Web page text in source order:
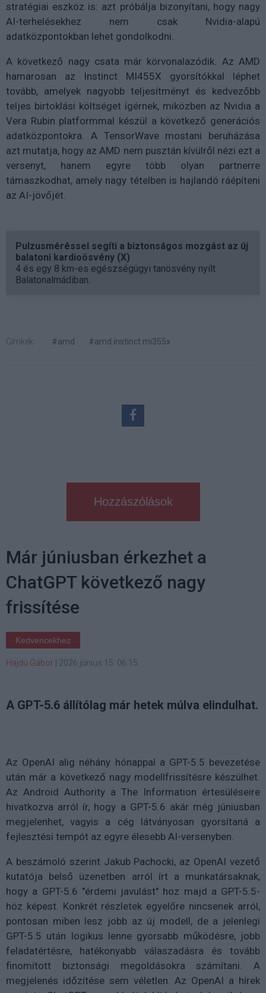
stratégiai eszköz is: azt próbálja bizonyítani, hogy nagy
AI-terhelésekhez nem csak Nvidia-alapú
adatközpontokban lehet gondolkodni.
A következő nagy csata már körvonalazódik. Az AMD
hamarosan az Instinct MI455X gyorsítókkal léphet
tovább, amelyek nagyobb teljesítményt és kedvezőbb
teljes birtoklási költséget ígérnek, miközben az Nvidia a
Vera Rubin platformmal készül a következő generációs
adatközpontokra. A TensorWave mostani beruházása
azt mutatja, hogy az AMD nem pusztán kívülről nézi ezt a
versenyt, hanem egyre több olyan partnerre
támaszkodhat, amely nagy tételben is hajlandó ráépíteni
az AI-jövőjét.
Pulzusméréssel segíti a biztonságos mozgást az új
balatoni kardioösvény (X)
4 és egy 8 km-es egészségügyi tanösvény nyílt
Balatonalmádiban.
Címkék: #amd #amd instinct mi355x
Hozzászólások
Már júniusban érkezhet a
ChatGPT következő nagy
frissítése
Kedvencekhez
Hajdú Gábor 2026 június 15. 06:15
A GPT-5.6 állítólag már hetek múlva elindulhat.
Az OpenAI alig néhány hónappal a GPT-5.5 bevezetése
után már a következő nagy modellfrissítésre készülhet.
Az Android Authority a The Information értesüléseire
hivatkozva arról ír, hogy a GPT-5.6 akár még júniusban
megjelenhet, vagyis a cég látványosan gyorsítaná a
fejlesztési tempót az egyre élesebb AI-versenyben.
A beszámoló szerint Jakub Pachocki, az OpenAI vezető
kutatója belső üzenetben arról írt a munkatársaknak,
hogy a GPT-5.6 "érdemi javulást" hoz majd a GPT-5.5-
höz képest. Konkrét részletek egyelőre nincsenek arról,
pontosan miben lesz jobb az új modell, de a jelenlegi
GPT-5.5 után logikus lenne gyorsabb működésre, jobb
feladatértésre, hatékonyabb válaszadásra és tovább
finomított biztonsági megoldásokra számítani. A
megjelenés időzítése sem véletlen. Az OpenAI a hírek